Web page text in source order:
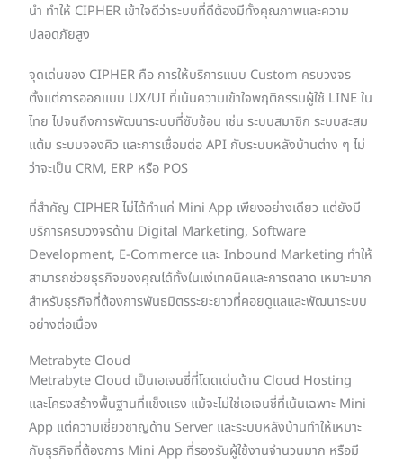
นำ ทำให้ CIPHER เข้าใจดีว่าระบบที่ดีต้องมีทั้งคุณภาพและความ
ปลอดภัยสูง
จุดเด่นของ CIPHER คือ การให้บริการแบบ Custom ครบวงจร
ตั้งแต่การออกแบบ UX/UI ที่เน้นความเข้าใจพฤติกรรมผู้ใช้ LINE ใน
ไทย ไปจนถึงการพัฒนาระบบที่ซับซ้อน เช่น ระบบสมาชิก ระบบสะสม
แต้ม ระบบจองคิว และการเชื่อมต่อ API กับระบบหลังบ้านต่าง ๆ ไม่
ว่าจะเป็น CRM, ERP หรือ POS
ที่สำคัญ CIPHER ไม่ได้ทำแค่ Mini App เพียงอย่างเดียว แต่ยังมี
บริการครบวงจรด้าน Digital Marketing, Software
Development, E-Commerce และ Inbound Marketing ทำให้
สามารถช่วยธุรกิจของคุณได้ทั้งในแง่เทคนิคและการตลาด เหมาะมาก
สำหรับธุรกิจที่ต้องการพันธมิตรระยะยาวที่คอยดูแลและพัฒนาระบบ
อย่างต่อเนื่อง
Metrabyte Cloud
Metrabyte Cloud เป็นเอเจนซี่ที่โดดเด่นด้าน Cloud Hosting
และโครงสร้างพื้นฐานที่แข็งแรง แม้จะไม่ใช่เอเจนซี่ที่เน้นเฉพาะ Mini
App แต่ความเชี่ยวชาญด้าน Server และระบบหลังบ้านทำให้เหมาะ
กับธุรกิจที่ต้องการ Mini App ที่รองรับผู้ใช้งานจำนวนมาก หรือมี